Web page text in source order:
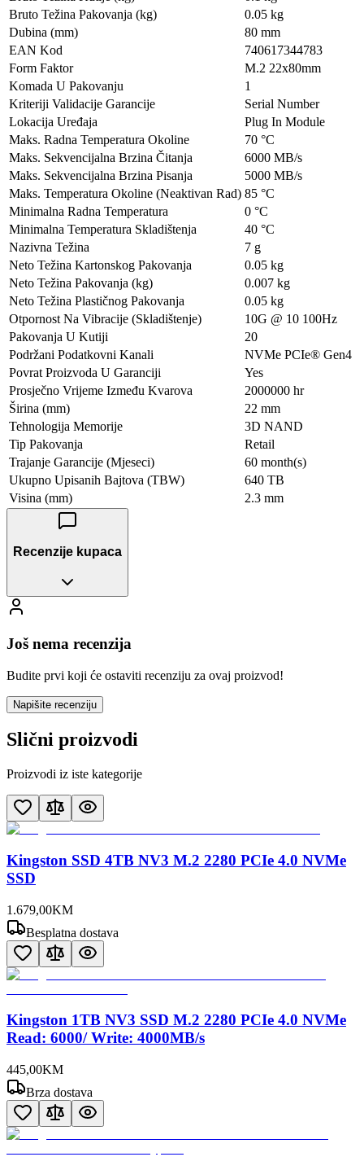
Bruto Težina Pakovanja (kg)
0.05 kg
Dubina (mm)
80 mm
EAN Kod
740617344783
Form Faktor
M.2 22x80mm
Komada U Pakovanju
1
Kriteriji Validacije Garancije
Serial Number
Lokacija Uređaja
Plug In Module
Maks. Radna Temperatura Okoline
70 °C
Maks. Sekvencijalna Brzina Čitanja
6000 MB/s
Maks. Sekvencijalna Brzina Pisanja
5000 MB/s
Maks. Temperatura Okoline (Neaktivan Rad) 85 °C
Minimalna Radna Temperatura
0 °C
Minimalna Temperatura Skladištenja
40 °C
Nazivna Težina
7 g
Neto Težina Kartonskog Pakovanja
0.05 kg
Neto Težina Pakovanja (kg)
0.007 kg
Neto Težina Plastičnog Pakovanja
0.05 kg
Otpornost Na Vibracije (Skladištenje)
10G @ 10 100Hz
Pakovanja U Kutiji
20
Podržani Podatkovni Kanali
NVMe PCIe® Gen4
Povrat Proizvoda U Garanciji
Yes
Prosječno Vrijeme Između Kvarova
2000000 hr
Širina (mm)
22 mm
Tehnologija Memorije
3D NAND
Tip Pakovanja
Retail
Trajanje Garancije (Mjeseci)
60 month(s)
Ukupno Upisanih Bajtova (TBW)
640 TB
Visina (mm)
2.3 mm
Recenzije kupaca
Još nema recenzija
Budite prvi koji će ostaviti recenziju za ovaj proizvod!
Napišite recenziju
Slični proizvodi
Proizvodi iz iste kategorije
Kingston SSD 4TB NV3 M.2 2280 PCIe 4.0 NVMe
SSD
1.679,00KM
Besplatna dostava
Kingston 1TB NV3 SSD M.2 2280 PCIe 4.0 NVMe
Read: 6000/ Write: 4000MB/s
445,00KM
Brza dostava